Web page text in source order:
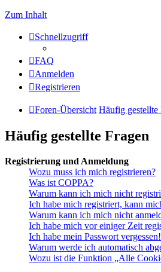
Zum Inhalt
Schnellzugriff
FAQ
Anmelden
Registrieren
Foren-Übersicht Häufig gestellte
Häufig gestellte Fragen
Registrierung und Anmeldung
Wozu muss ich mich registrieren?
Was ist COPPA?
Warum kann ich mich nicht
Ich habe mich registriert, kann
Warum kann ich mich nicht
Ich habe mich vor einiger Zeit
Ich habe mein Passwort vergessen!
Warum werde ich automatisch
Wozu ist die Funktion „Alle